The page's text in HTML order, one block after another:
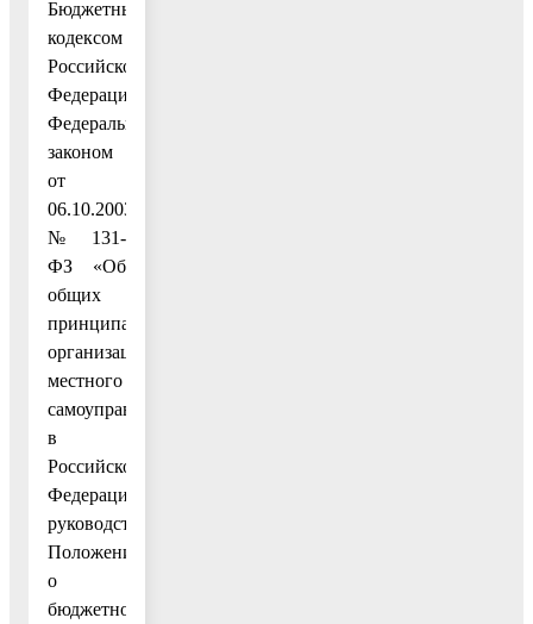
Бюджетным
кодексом
Российской
Федерации,
Федеральным
законом
от
06.10.2003
№ 131-
ФЗ «Об
общих
принципах
организации
местного
самоуправления
в
Российской
Федерации»,
руководствуясь
Положением
о
бюджетном